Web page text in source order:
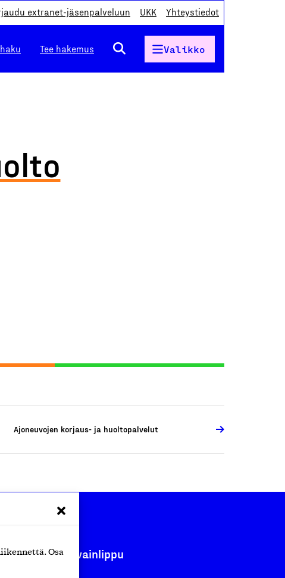
Osa
extranet-jäsenpalveluun UKK Yhteystiedot
Tee hakemus Valikko
Ajoneuvojen korjaus- ja huoltopalvelut
Avainlippu